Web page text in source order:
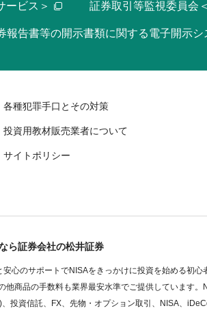
ービス＞ 証券取引等監視委員会
報告書等の開示書類に関する電子開示シ
各種犯罪手口とその対策
投資用教材販売業者について
サイトポリシー
ら証券会社の松井証券
心のサポートでNISAをきっかけに投資を始める初心
商品の手数料も業界最安水準でご提供しています
投資信託、FX、先物・オプション取引、NISA、